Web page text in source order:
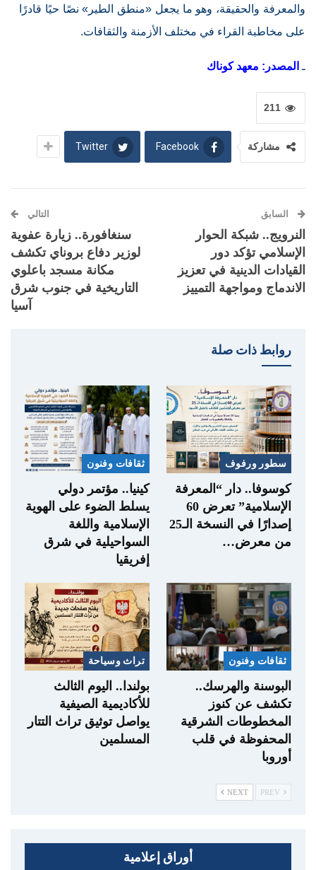
والمعرفة والحقيقة، وهو ما يجعل «منطق الطير» نصًا حيًا قادرًا
على مخاطبة القراء في مختلف الأزمنة والثقافات.
ـ المصدر: معهد كوناك
211
مشاركة Facebook
Twitter
السابق
النرويج.. شبكة الحوار
الإسلامي تؤكد دور
القيادات الدينية في تعزيز
الاندماج ومواجهة التمييز
التالي
سنغافورة.. زيارة عفوية
لوزير دفاع بروناي تكشف
مكانة مسجد باعلوي
التاريخية في جنوب شرق
آسيا
روابط ذات صلة
سطور ورفوف
كوسوفا.. دار “المعرفة
الإسلامية” تعرض 60
إصدارًا في النسخة الـ25
من معرض…
ثقافات وفنون
كينيا.. مؤتمر دولي
يسلط الضوء على الهوية
الإسلامية واللغة
السواحيلية في شرق
إفريقيا
ثقافات وفنون
البوسنة والهرسك..
تكشف عن كنوز
المخطوطات الشرقية
المحفوظة في قلب
أوروبا
تراث وسياحة
بولندا.. اليوم الثالث
للأكاديمية الصيفية
يواصل توثيق تراث التتار
المسلمين
NEXT
أوراق إعلامية